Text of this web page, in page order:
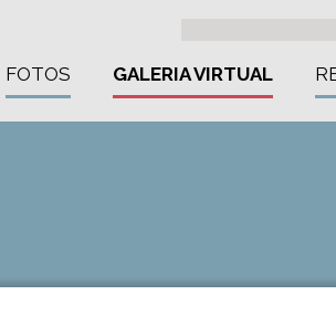
FOTOS GALERIA VIRTUAL